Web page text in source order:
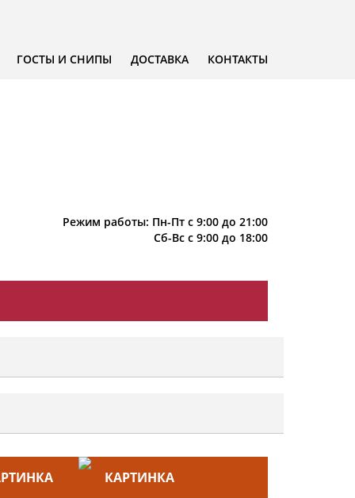
ГОСТЫ И СНИПЫ ДОСТАВКА КОНТАКТЫ
Режим работы: Пн-Пт с 9:00 до 21:00
Сб-Вс с 9:00 до 18:00